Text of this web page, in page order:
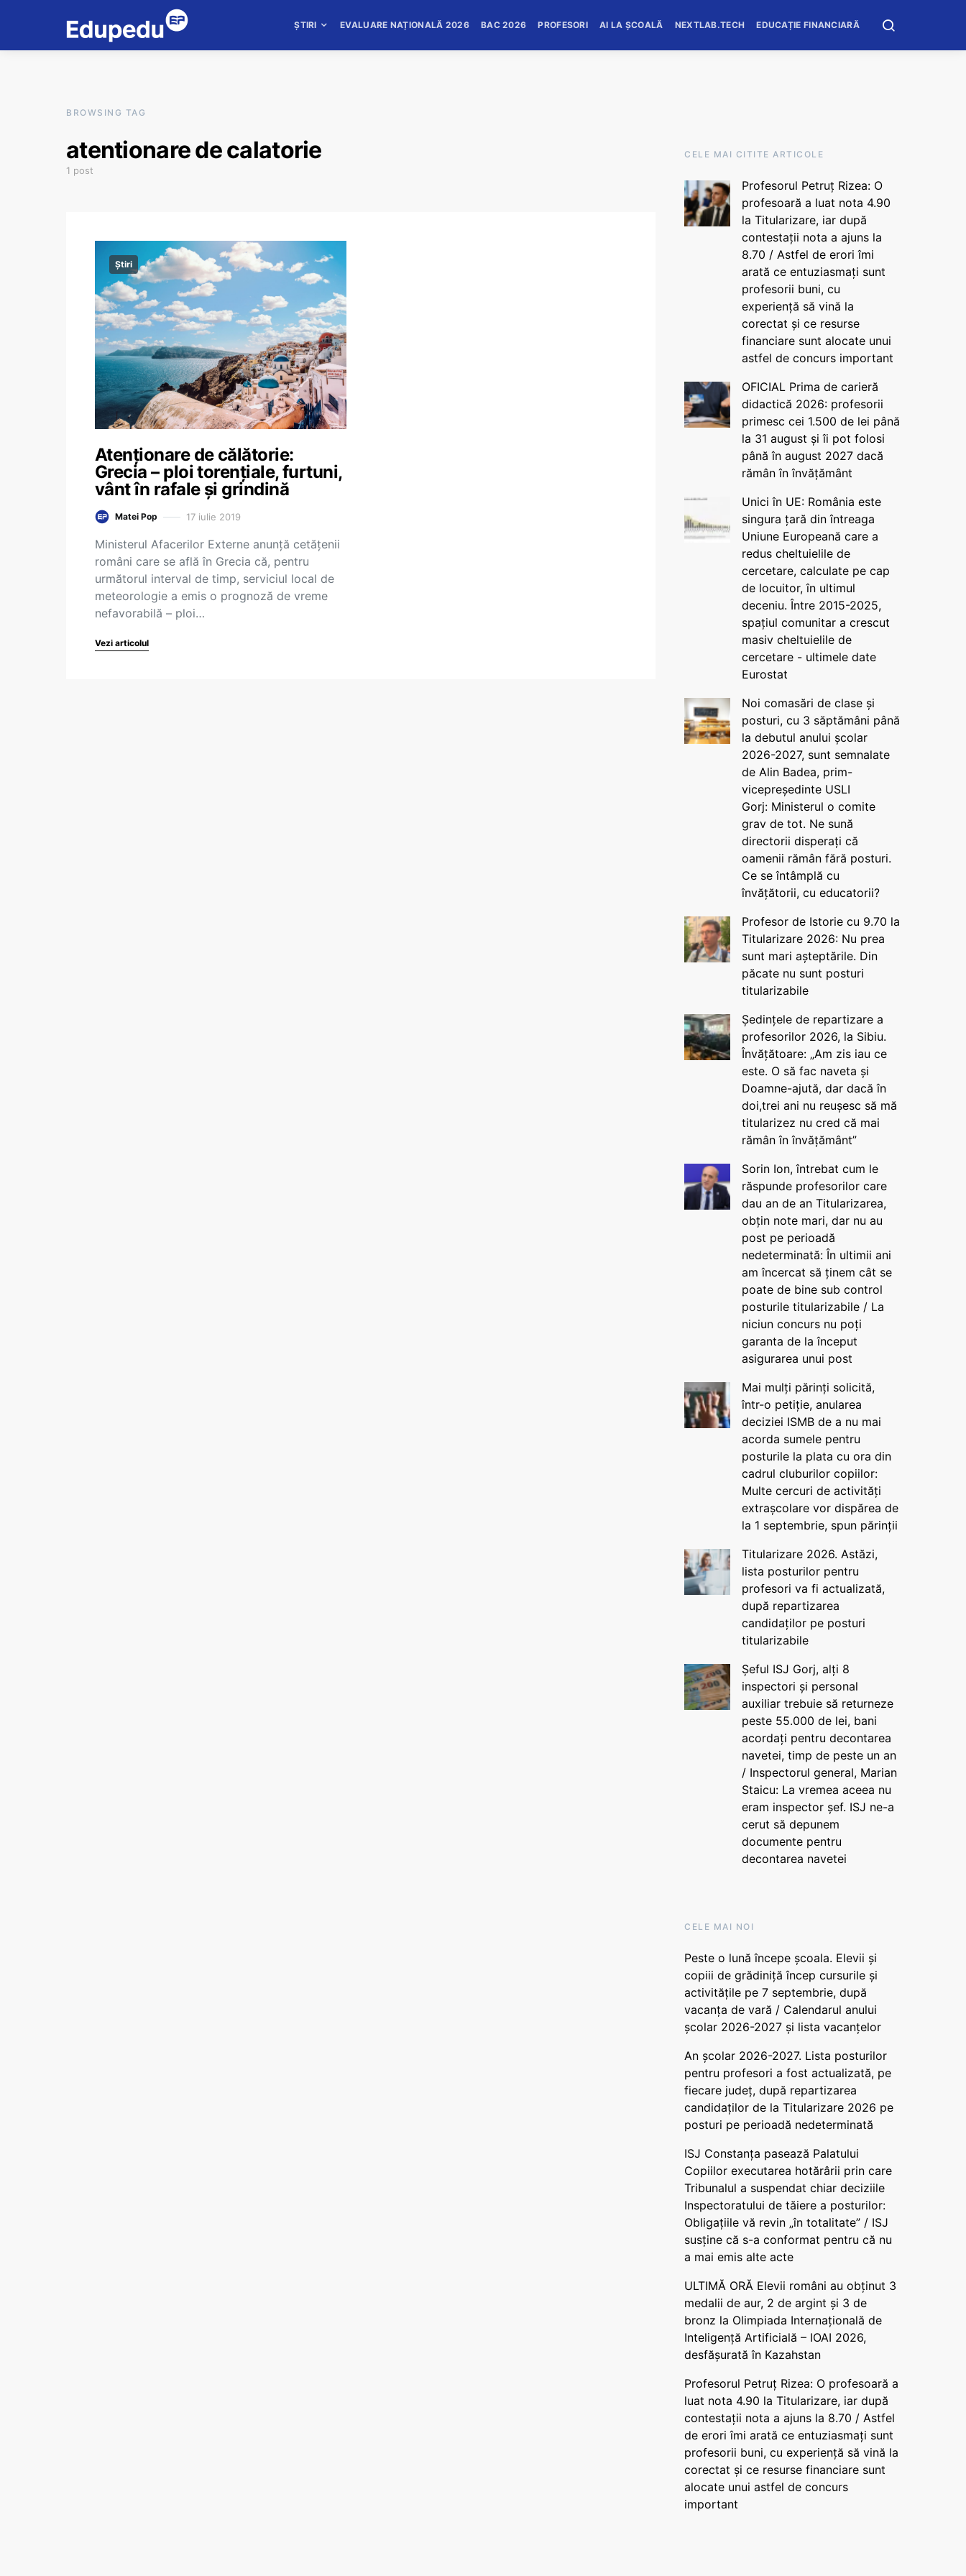
ȘTIRI EVALUARE NAȚIONALĂ 2026 BAC 2026 PROFESORI AI LA ȘCOALĂ NEXTLAB.TECH EDUCAȚIE FINANCIARĂ
BROWSING TAG
atentionare de calatorie
1 post
Știri
Atenționare de călătorie:
Grecia – ploi torențiale, furtuni,
vânt în rafale și grindină
Matei Pop 17 iulie 2019
Ministerul Afacerilor Externe anunță cetățenii
români care se află în Grecia că, pentru
următorul interval de timp, serviciul local de
meteorologie a emis o prognoză de vreme
nefavorabilă – ploi…
Vezi articolul
CELE MAI CITITE ARTICOLE
Profesorul Petruț Rizea: O
profesoară a luat nota 4.90
la Titularizare, iar după
contestații nota a ajuns la
8.70 / Astfel de erori îmi
arată ce entuziasmați sunt
profesorii buni, cu
experiență să vină la
corectat și ce resurse
financiare sunt alocate unui
astfel de concurs important
OFICIAL Prima de carieră
didactică 2026: profesorii
primesc cei 1.500 de lei până
la 31 august și îi pot folosi
până în august 2027 dacă
rămân în învățământ
Unici în UE: România este
singura țară din întreaga
Uniune Europeană care a
redus cheltuielile de
cercetare, calculate pe cap
de locuitor, în ultimul
deceniu. Între 2015-2025,
spațiul comunitar a crescut
masiv cheltuielile de
cercetare - ultimele date
Eurostat
Noi comasări de clase și
posturi, cu 3 săptămâni până
la debutul anului școlar
2026-2027, sunt semnalate
de Alin Badea, prim-
vicepreședinte USLI
Gorj: Ministerul o comite
grav de tot. Ne sună
directorii disperați că
oamenii rămân fără posturi.
Ce se întâmplă cu
învățătorii, cu educatorii?
Profesor de Istorie cu 9.70 la
Titularizare 2026: Nu prea
sunt mari așteptările. Din
păcate nu sunt posturi
titularizabile
Ședințele de repartizare a
profesorilor 2026, la Sibiu.
Învățătoare: „Am zis iau ce
este. O să fac naveta și
Doamne-ajută, dar dacă în
doi,trei ani nu reușesc să mă
titularizez nu cred că mai
rămân în învățământ”
Sorin Ion, întrebat cum le
răspunde profesorilor care
dau an de an Titularizarea,
obțin note mari, dar nu au
post pe perioadă
nedeterminată: În ultimii ani
am încercat să ținem cât se
poate de bine sub control
posturile titularizabile / La
niciun concurs nu poți
garanta de la început
asigurarea unui post
Mai mulți părinți solicită,
într-o petiție, anularea
deciziei ISMB de a nu mai
acorda sumele pentru
posturile la plata cu ora din
cadrul cluburilor copiilor:
Multe cercuri de activități
extrașcolare vor dispărea de
la 1 septembrie, spun părinții
Titularizare 2026. Astăzi,
lista posturilor pentru
profesori va fi actualizată,
după repartizarea
candidaților pe posturi
titularizabile
Șeful ISJ Gorj, alți 8
inspectori și personal
auxiliar trebuie să returneze
peste 55.000 de lei, bani
acordați pentru decontarea
navetei, timp de peste un an
/ Inspectorul general, Marian
Staicu: La vremea aceea nu
eram inspector șef. ISJ ne-a
cerut să depunem
documente pentru
decontarea navetei
CELE MAI NOI
Peste o lună începe școala. Elevii și
copiii de grădiniță încep cursurile și
activitățile pe 7 septembrie, după
vacanța de vară / Calendarul anului
școlar 2026-2027 și lista vacanțelor
An școlar 2026-2027. Lista posturilor
pentru profesori a fost actualizată, pe
fiecare județ, după repartizarea
candidaților de la Titularizare 2026 pe
posturi pe perioadă nedeterminată
ISJ Constanța pasează Palatului
Copiilor executarea hotărârii prin care
Tribunalul a suspendat chiar deciziile
Inspectoratului de tăiere a posturilor:
Obligațiile vă revin „în totalitate” / ISJ
susține că s-a conformat pentru că nu
a mai emis alte acte
ULTIMĂ ORĂ Elevii români au obținut 3
medalii de aur, 2 de argint și 3 de
bronz la Olimpiada Internațională de
Inteligență Artificială – IOAI 2026,
desfășurată în Kazahstan
Profesorul Petruț Rizea: O profesoară a
luat nota 4.90 la Titularizare, iar după
contestații nota a ajuns la 8.70 / Astfel
de erori îmi arată ce entuziasmați sunt
profesorii buni, cu experiență să vină la
corectat și ce resurse financiare sunt
alocate unui astfel de concurs
important